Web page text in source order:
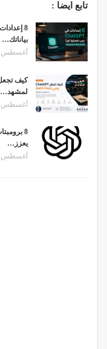
تابع ايضا :
بياناتك…
أغسطس 4, 2026
لمشهد…
أغسطس 4, 2026
يعزز…
أغسطس 4, 2026